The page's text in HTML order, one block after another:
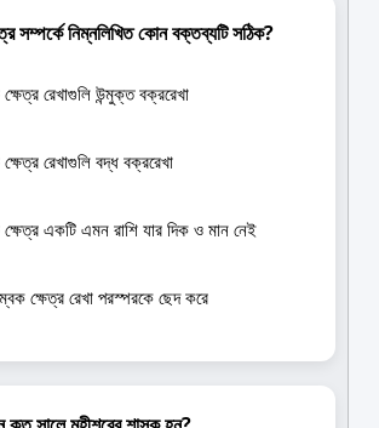
সম্পর্কে নিম্নলিখিত কোন বক্তব্যটি সঠিক?
রেখাগুলি উন্মুক্ত বক্ররেখা
রেখাগুলি বদ্ধ বক্ররেখা
একটি এমন রাশি যার দিক ও মান নেই
ক্ষেত্র রেখা পরস্পরকে ছেদ করে